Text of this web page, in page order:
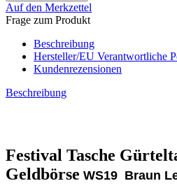
Auf den Merkzettel
Frage zum Produkt
Beschreibung
Hersteller/EU Verantwortliche
Kundenrezensionen
Beschreibung
Festival Tasche
Geldbörse WS19 Braun